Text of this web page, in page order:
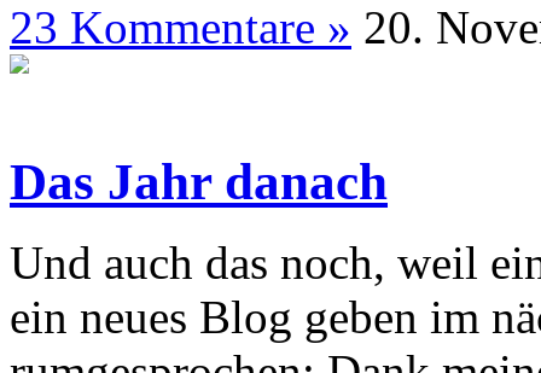
23 Kommentare » 20.
Das Jahr danach
Und auch das noch, weil
ein neues Blog geben im